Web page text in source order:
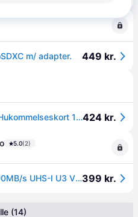
m/ adapter. 449 kr.
SanDisk Extreme MicroSDXC Hukommelseskort 128 GB424 kr.
5.0(2)
microSDXC Extreme 128GB 190MB/s UHS-I U3 V27399 kr.
(14)